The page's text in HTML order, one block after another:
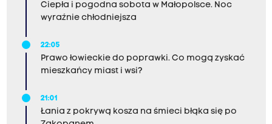
Ciepła i pogodna sobota w Małopolsce. Noc
wyraźnie chłodniejsza
22:05
Prawo łowieckie do poprawki. Co mogą zyskać
mieszkańcy miast i wsi?
21:01
Łania z pokrywą kosza na śmieci błąka się po